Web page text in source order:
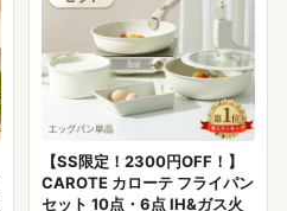
【SS限定！2300円OFF！】
CAROTE カローテ フライパン
セット 10点・6点 IH&ガス火